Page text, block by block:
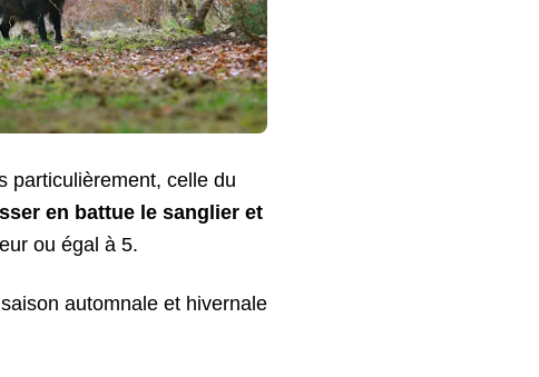
particulièrement, celle du
en battue le sanglier et
ou égal à 5.
automnale et hivernale